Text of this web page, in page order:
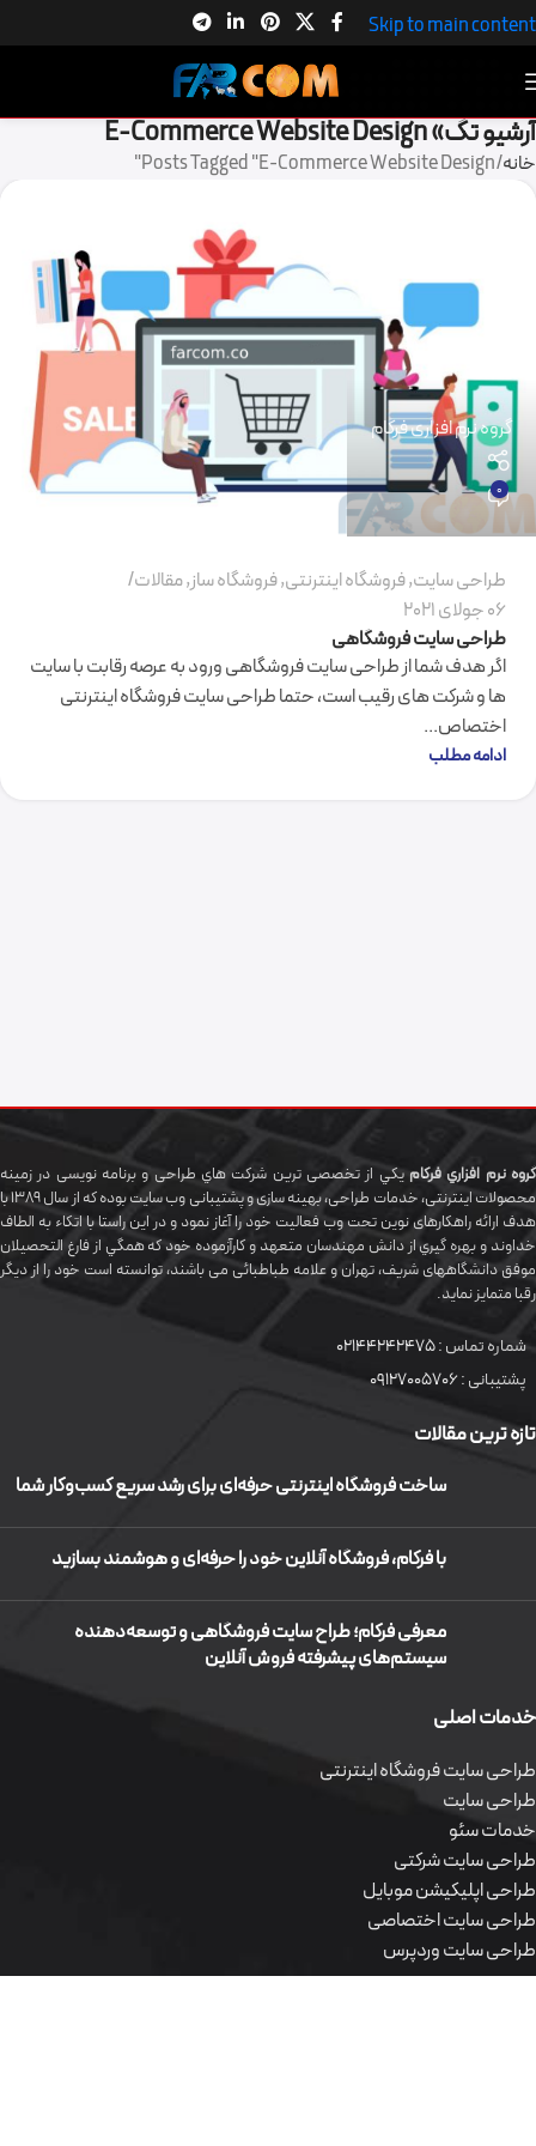
Skip to main content
آرشیو تگ» E-Commerce Website Design
خانه Posts Tagged "E-Commerce Website Design"
گروه نرم افزاری فرکام
0
طراحی سایت,فروشگاه اینترنتی,فروشگاه ساز,مقالات
06 جولای 2021
طراحی سایت فروشگاهی ‎
اگر هدف شما از طراحی سایت فروشگاهی ورود به عرصه رقابت با سایت
ها و شرکت های رقیب است، حتما طراحی سایت فروشگاه اینترنتی
اختصاص...
ادامه مطلب
گروه نرم افزاري فرکام يکي از تخصصی ترين شرکت هاي طراحی و برنامه نویسی در زمینه
محصولات اینترنتی، خدمات طراحی، بهینه سازی و پشتیبانی وب سایت بوده که از سال 1389 با
هدف ارائه راهکارهای نوین تحت وب فعالیت خود را آغاز نمود و در این راستا با اتکاء به الطاف
خداوند و بهره گيري از دانش مهندسان متعهد و کارآزموده خود که همگي از فارغ التحصیلان
موفق دانشگاههای شريف، تهران و علامه طباطبائی می باشند، توانسته است خود را از دیگر
رقبا متمایز نماید.
شماره تماس :02144242475
پشتیبانی :09127005706
تازه ترین مقالات
ساخت فروشگاه اینترنتی حرفه‌ای برای رشد سریع کسب‌وکار شما
با فرکام، فروشگاه آنلاین خود را حرفه‌ای و هوشمند بسازید
معرفی فرکام؛ طراح سایت فروشگاهی و توسعه‌دهنده
سیستم‌های پیشرفته فروش آنلاین
خدمات اصلی
طراحی سایت فروشگاه اینترنتی
طراحی سایت
خدمات سئو
طراحی سایت شرکتی
طراحی اپلیکیشن موبایل
طراحی سایت اختصاصی
طراحی سایت وردپرس